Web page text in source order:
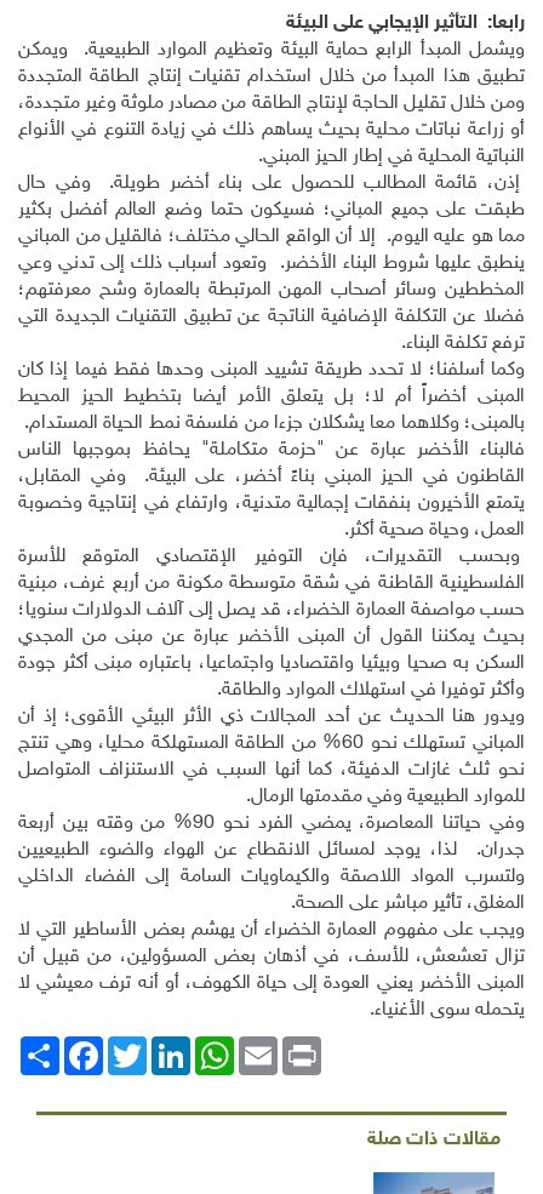
رابعا: التأثير الإيجابي على البيئة
ويشمل المبدأ الرابع حماية البيئة وتعظيم الموارد الطبيعية. ويمكن
تطبيق هذا المبدأ من خلال استخدام تقنيات إنتاج الطاقة المتجددة
ومن خلال تقليل الحاجة لإنتاج الطاقة من مصادر ملوثة وغير متجددة،
أو زراعة نباتات محلية بحيث يساهم ذلك في زيادة التنوع في الأنواع
النباتية المحلية في إطار الحيز المبني.
إذن، قائمة المطالب للحصول على بناء أخضر طويلة. وفي حال
طبقت على جميع المباني؛ فسيكون حتما وضع العالم أفضل بكثير
مما هو عليه اليوم. إلا أن الواقع الحالي مختلف؛ فالقليل من المباني
ينطبق عليها شروط البناء الأخضر. وتعود أسباب ذلك إلى تدني وعي
المخططين وسائر أصحاب المهن المرتبطة بالعمارة وشح معرفتهم؛
فضلا عن التكلفة الإضافية الناتجة عن تطبيق التقنيات الجديدة التي
ترفع تكلفة البناء.
وكما أسلفنا؛ لا تحدد طريقة تشييد المبنى وحدها فقط فيما إذا كان
المبنى أخضراً أم لا؛ بل يتعلق الأمر أيضا بتخطيط الحيز المحيط
بالمبنى؛ وكلاهما معا يشكلان جزءا من فلسفة نمط الحياة المستدام.
فالبناء الأخضر عبارة عن "حزمة متكاملة" يحافظ بموجبها الناس
القاطنون في الحيز المبني بناءً أخضر، على البيئة. وفي المقابل،
يتمتع الأخيرون بنفقات إجمالية متدنية، وارتفاع في إنتاجية وخصوبة
العمل، وحياة صحية أكثر.
وبحسب التقديرات، فإن التوفير الإقتصادي المتوقع للأسرة
الفلسطينية القاطنة في شقة متوسطة مكونة من أربع غرف، مبنية
حسب مواصفة العمارة الخضراء، قد يصل إلى آلاف الدولارات سنويا؛
بحيث يمكننا القول أن المبنى الأخضر عبارة عن مبنى من المجدي
السكن به صحيا وبيئيا واقتصاديا واجتماعيا، باعتباره مبنى أكثر جودة
وأكثر توفيرا في استهلاك الموارد والطاقة.
ويدور هنا الحديث عن أحد المجالات ذي الأثر البيئي الأقوى؛ إذ أن
المباني تستهلك نحو 60% من الطاقة المستهلكة محليا، وهي تنتج
نحو ثلث غازات الدفيئة، كما أنها السبب في الاستنزاف المتواصل
للموارد الطبيعية وفي مقدمتها الرمال.
وفي حياتنا المعاصرة، يمضي الفرد نحو 90% من وقته بين أربعة
جدران. لذا، يوجد لمسائل الانقطاع عن الهواء والضوء الطبيعيين
ولتسرب المواد اللاصقة والكيماويات السامة إلى الفضاء الداخلي
المغلق، تأثير مباشر على الصحة.
ويجب على مفهوم العمارة الخضراء أن يهشم بعض الأساطير التي لا
تزال تعشعش، للأسف، في أذهان بعض المسؤولين، من قبيل أن
المبنى الأخضر يعني العودة إلى حياة الكهوف، أو أنه ترف معيشي لا
يتحمله سوى الأغنياء.
انشر
FacebookTwitterLinkedIn
WhatsAppEmail Print
مقالات ذات صلة